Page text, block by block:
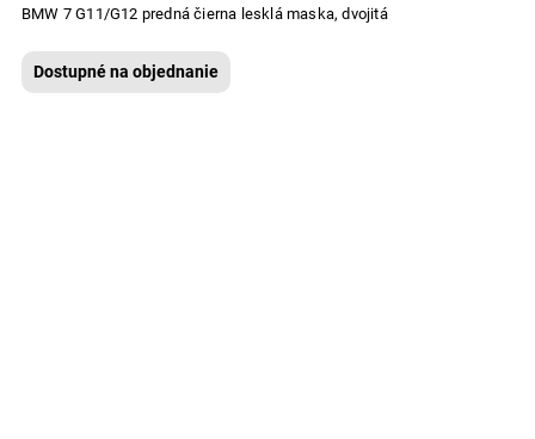
BMW 7 G11/G12 predná čierna lesklá maska, dvojitá
Dostupné na objednanie